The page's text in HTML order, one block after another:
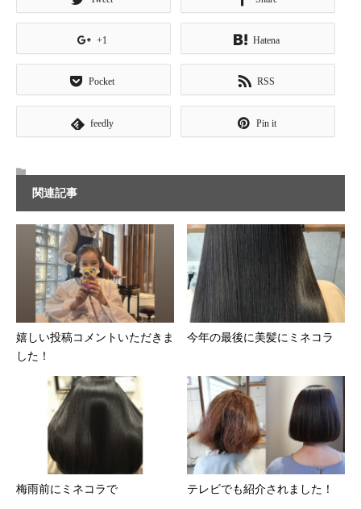
+1 Hatena
Pocket RSS
feedly Pin it
関連記事
嬉しい投稿コメントいただきま
した！
今年の最後に美髪にミネコラ
梅雨前にミネコラで テレビでも紹介されました！